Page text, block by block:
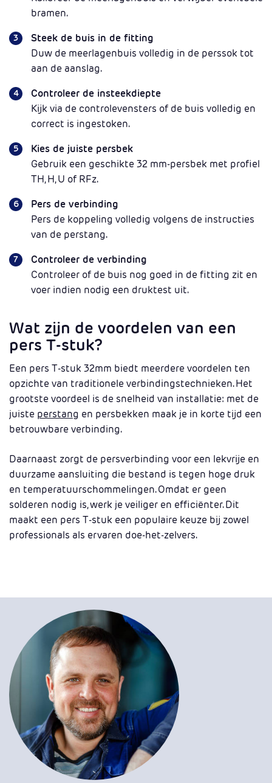
bramen.
Steek de buis in de fitting
Duw de meerlagenbuis volledig in de perssok tot
aan de aanslag.
Controleer de insteekdiepte
Kijk via de controlevensters of de buis volledig en
correct is ingestoken.
Kies de juiste persbek
Gebruik een geschikte 32 mm-persbek met profiel
TH, H, U of RFz.
Pers de verbinding
Pers de koppeling volledig volgens de instructies
van de perstang.
Controleer de verbinding
Controleer of de buis nog goed in de fitting zit en
voer indien nodig een druktest uit.
Wat zijn de voordelen van een
pers T-stuk?
Een pers T-stuk 32mm biedt meerdere voordelen ten
opzichte van traditionele verbindingstechnieken. Het
grootste voordeel is de snelheid van installatie: met de
juiste perstang en persbekken maak je in korte tijd een
betrouwbare verbinding.
Daarnaast zorgt de persverbinding voor een lekvrije en
duurzame aansluiting die bestand is tegen hoge druk
en temperatuurschommelingen. Omdat er geen
solderen nodig is, werk je veiliger en efficiënter. Dit
maakt een pers T-stuk een populaire keuze bij zowel
professionals als ervaren doe-het-zelvers.